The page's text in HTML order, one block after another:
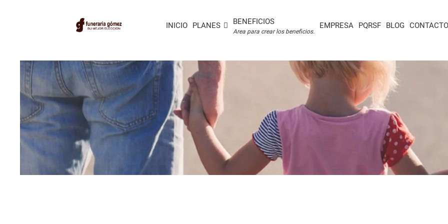
INICIO PLANES BENEFICIOS
Area para crear los beneficios.
EMPRESA PQRSF BLOG CONTACTO